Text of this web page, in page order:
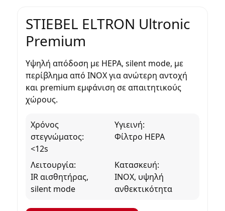
STIEBEL ELTRON Ultronic
Premium
Υψηλή απόδοση με HEPA, silent mode, με
περίβλημα από INOXγια ανώτερη αντοχή
και premium εμφάνιση σε απαιτητικούς
χώρους.
Χρόνος
στεγνώματος:
<12s
Υγιεινή:
Φίλτρο HEPA
Λειτουργία:
IR αισθητήρας,
silent mode
Κατασκευή:
INOX, υψηλή
ανθεκτικότητα